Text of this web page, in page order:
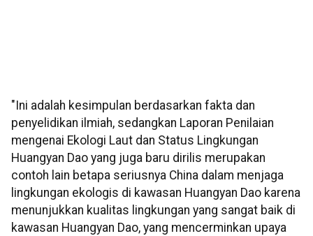
"Ini adalah kesimpulan berdasarkan fakta dan
penyelidikan ilmiah, sedangkan Laporan Penilaian
mengenai Ekologi Laut dan Status Lingkungan
Huangyan Dao yang juga baru dirilis merupakan
contoh lain betapa seriusnya China dalam menjaga
lingkungan ekologis di kawasan Huangyan Dao karena
menunjukkan kualitas lingkungan yang sangat baik di
kawasan Huangyan Dao, yang mencerminkan upaya